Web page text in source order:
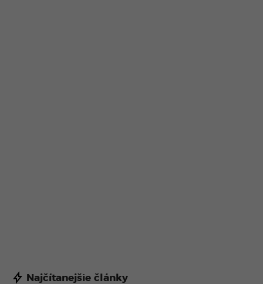
Najčítanejšie články